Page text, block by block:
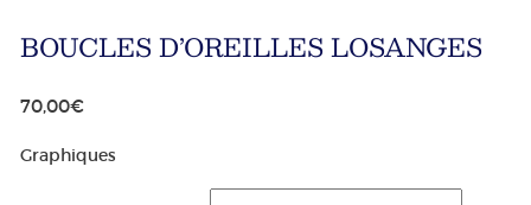
BOUCLES D’OREILLES LOSANGES
70,00€
Graphiques